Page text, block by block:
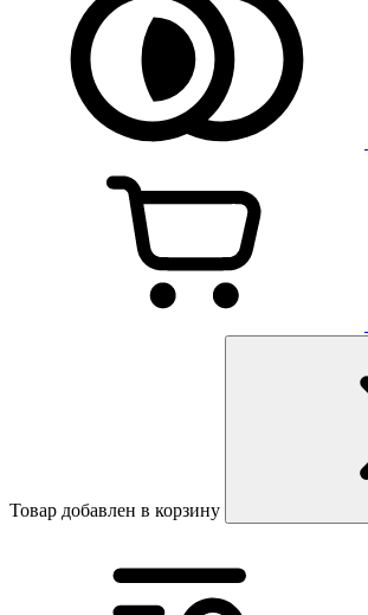
Товар добавлен в корзину